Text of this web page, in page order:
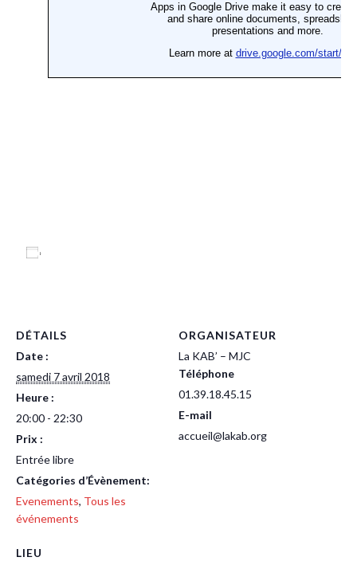
DÉTAILS
Date :
samedi 7 avril 2018
Heure :
20:00 - 22:30
Prix :
Entrée libre
Catégories d’Évènement:
Evenements, Tous les
événements
LIEU
ORGANISATEUR
La KAB’ – MJC
Téléphone
01.39.18.45.15
E-mail
accueil@lakab.org